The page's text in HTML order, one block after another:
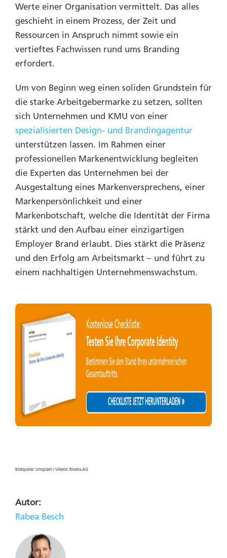
Werte einer Organisation vermittelt. Das alles
geschieht in einem Prozess, der Zeit und
Ressourcen in Anspruch nimmt sowie ein
vertieftes Fachwissen rund ums Branding
erfordert.
Um von Beginn weg einen soliden Grundstein für
die starke Arbeitgebermarke zu setzen, sollten
sich Unternehmen und KMU von einer
spezialisierten Design- und Brandingagentur
unterstützen lassen. Im Rahmen einer
professionellen Markenentwicklung begleiten
die Experten das Unternehmen bei der
Ausgestaltung eines Markenversprechens, einer
Markenpersönlichkeit und einer
Markenbotschaft, welche die Identität der Firma
stärkt und den Aufbau einer einzigartigen
Employer Brand erlaubt. Dies stärkt die Präsenz
und den Erfolg am Arbeitsmarkt – und führt zu
einem nachhaltigen Unternehmenswachstum.
Bildquelle: Unsplash / Videos: Rivella AG
Autor:
Rabea Besch